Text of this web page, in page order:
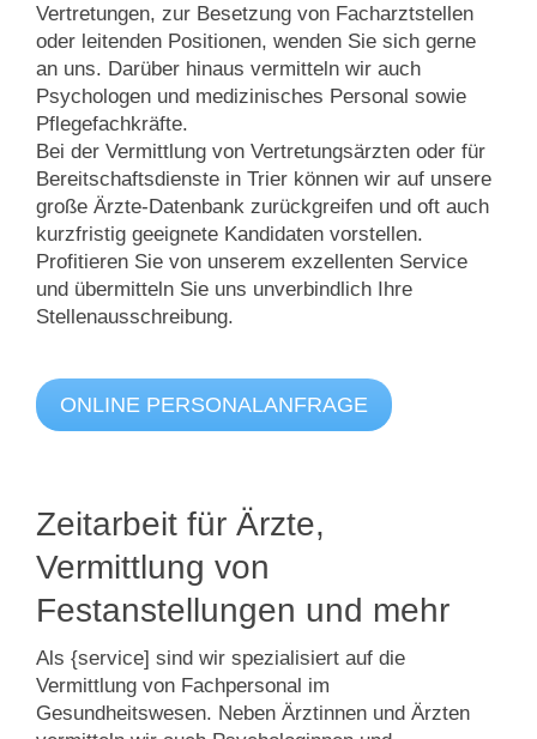
Vertretungen, zur Besetzung von Facharzt­stellen
oder leitenden Positionen, wenden Sie sich gerne
an uns. Darüber hinaus vermitteln wir auch
Psychologen und medizinisches Personal sowie
Pflegefachkräfte.
Bei der Vermittlung von Vertretungsärzten oder für
Bereitschafts­­dienste in Trier können wir auf unsere
große Ärzte-Datenbank zurückgreifen und oft auch
kurzfristig geeignete Kandidaten vorstellen.
Profitieren Sie von unserem exzellenten Service
und übermitteln Sie uns unverbindlich Ihre
Stellenausschreibung.
ONLINE PERSONALANFRAGE
Zeitarbeit für Ärzte,
Vermittlung von
Festanstellungen und mehr
Als {service] sind wir spezialisiert auf die
Vermittlung von Fachpersonal im
Gesundheitswesen. Neben Ärztinnen und Ärzten